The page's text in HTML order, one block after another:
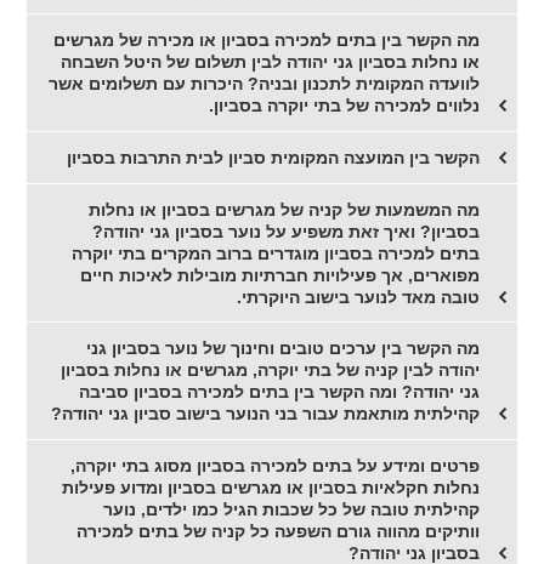
מה הקשר בין בתים למכירה בסביון או מכירה של מגרשים
או נחלות בסביון גני יהודה לבין תשלום של היטל השבחה
לוועדה המקומית לתכנון ובניה? היכרות עם תשלומים אשר
נלווים למכירה של בתי יוקרה בסביון.
הקשר בין המועצה המקומית סביון לבית התרבות בסביון
מה המשמעות של קניה של מגרשים בסביון או נחלות
בסביון? ואיך זאת משפיע על נוער בסביון גני יהודה?
בתים למכירה בסביון מוגדרים ברוב המקרים בתי יוקרה
מפוארים, אך פעילויות חברתיות מובילות לאיכות חיים
טובה מאד לנוער בישוב היוקרתי.
מה הקשר בין ערכים טובים וחינוך של נוער בסביון גני
יהודה לבין קניה של בתי יוקרה, מגרשים או נחלות בסביון
גני יהודה? ומה הקשר בין בתים למכירה בסביון סביבה
קהילתית מותאמת עבור בני הנוער בישוב סביון גני יהודה?
פרטים ומידע על בתים למכירה בסביון מסוג בתי יוקרה,
נחלות חקלאיות בסביון או מגרשים בסביון ומדוע פעילות
קהילתית טובה של כל שכבות הגיל כמו ילדים, נוער
וותיקים מהווה גורם השפעה כל קניה של בתים למכירה
בסביון גני יהודה?